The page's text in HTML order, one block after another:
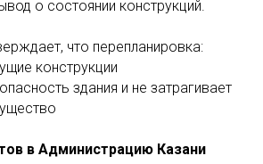
о состоянии конструкций.
что перепланировка:
конструкции
здания и не затрагивает
в Администрацию Казани